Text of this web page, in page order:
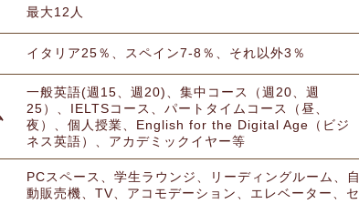
最大12人
イタリア25％、スペイン7-8％、それ以外3％
一般英語(週15、週20)、集中コース（週20、週
25）、IELTSコース、パートタイムコース（昼、
夜）、個人授業、English for the Digital Age（ビジ
ネス英語）、アカデミックイヤー等
PCスペース、学生ラウンジ、リーディングルーム、自
動販売機、TV、アコモデーション、エレベーター、セ